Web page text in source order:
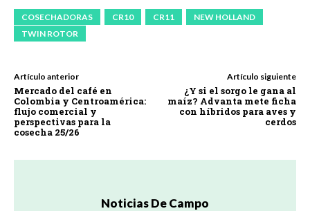
COSECHADORAS CR10 CR11
NEW HOLLAND
TWIN ROTOR
Artículo anterior
Mercado del café en
Colombia y Centroamérica:
flujo comercial y
perspectivas para la
cosecha 25/26
Artículo siguiente
¿Y si el sorgo le gana al
maíz? Advanta mete ficha
con híbridos para aves y
cerdos
Noticias De Campo